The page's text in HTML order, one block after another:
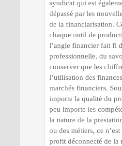
syndicat qui est
dépassé par les
de la financiarisation.
chaque outil de
l’angle financier fait fi
professionnelle, du
conserver que les
l’utilisation des
marchés financiers.
importe la qualité du
peu importe les
la nature de la
ou des métiers, ce
profit déconnecté de la